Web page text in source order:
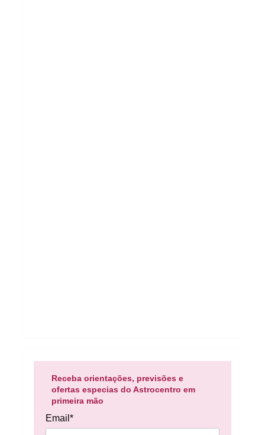
Receba orientações, previsões e
ofertas especias do Astrocentro em
primeira mão
Email*